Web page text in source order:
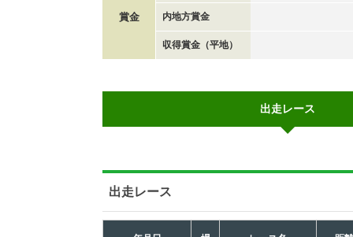
賞金 内地方賞金
収得賞金（平地）
出走レース
出走レース